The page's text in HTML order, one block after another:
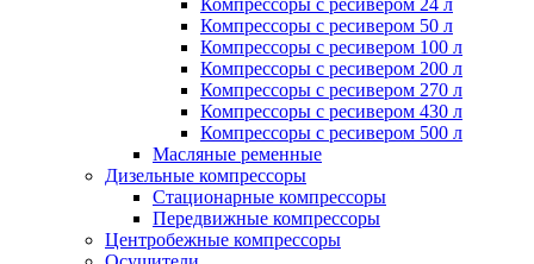
Компрессоры с ресивером 24 л
Компрессоры с ресивером 50 л
Компрессоры с ресивером 100 л
Компрессоры с ресивером 200 л
Компрессоры с ресивером 270 л
Компрессоры с ресивером 430 л
Компрессоры с ресивером 500 л
Масляные ременные
Дизельные компрессоры
Стационарные компрессоры
Передвижные компрессоры
Центробежные компрессоры